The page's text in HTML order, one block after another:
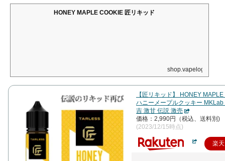
HONEY MAPLE COOKIE 匠リキッド
shop.vapelog.jp
【匠リキッド】 HONEY
ハニーメープルクッキー
吉 激甘 伝説 激売
価格：2,990円（税込、送料別)
(2023/12/15時点)
楽